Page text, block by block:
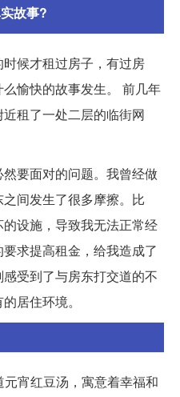
故事?
候才租过房子，有过房
愉快的故事发生。 前几年
租了一处二层的临街网
要面对的问题。我曾经做
间发生了很多摩擦。比
设施，导致我无法正常经
求提高租金，给我造成了
受到了与房东打交道的不
居住环境。
宵红豆汤，寓意着幸福和